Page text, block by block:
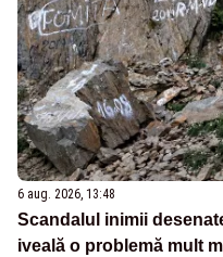
6 aug. 2026, 13:48
Scandalul inimii
iveală o problemă mult